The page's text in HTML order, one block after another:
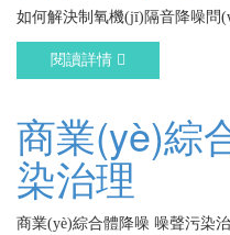
如何解決制氧機(jī)隔音降噪問
閱讀詳情
商業(yè)綜
染治理
商業(yè)綜合體降噪 噪聲污染